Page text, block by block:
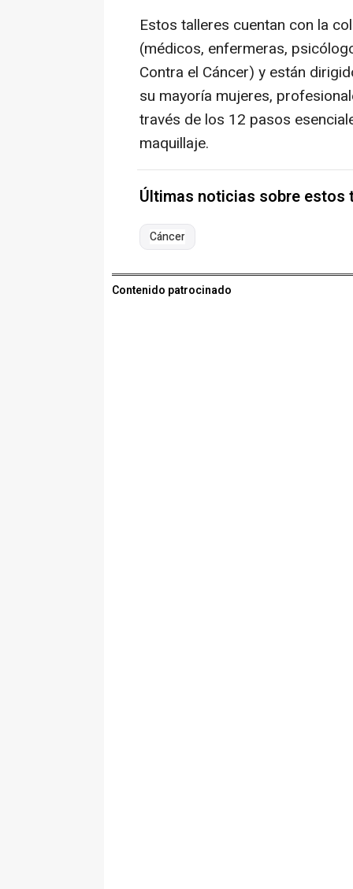
Estos talleres cuentan con la
(médicos, enfermeras,
Contra el Cáncer) y están
su mayoría mujeres,
través de los 12 pasos
maquillaje.
Últimas noticias sobre estos
Cáncer
Contenido patrocinado